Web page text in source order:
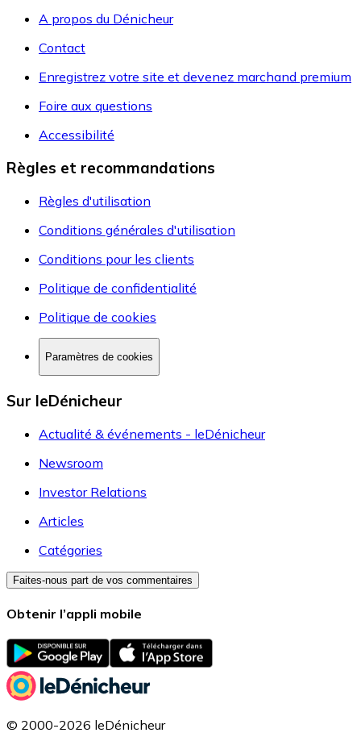
A propos du Dénicheur
Contact
Enregistrez votre site et devenez marchand premium
Foire aux questions
Accessibilité
Règles et recommandations
Règles d'utilisation
Conditions générales d'utilisation
Conditions pour les clients
Politique de confidentialité
Politique de cookies
Paramètres de cookies
Sur leDénicheur
Actualité & événements - leDénicheur
Newsroom
Investor Relations
Articles
Catégories
Faites-nous part de vos commentaires
Obtenir l’appli mobile
© 2000-2026 leDénicheur